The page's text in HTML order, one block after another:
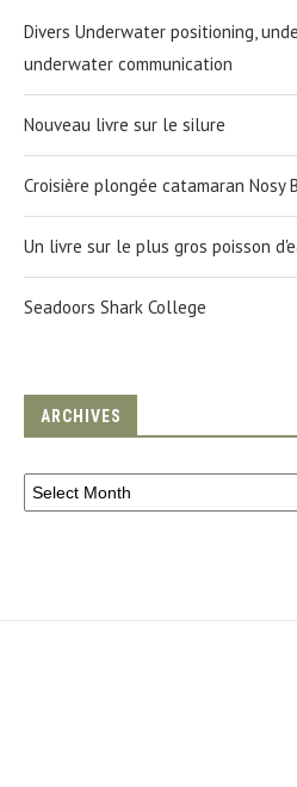
Divers Underwater positioning,
underwater communication
Nouveau livre sur le silure
Croisière plongée catamaran Nosy
Un livre sur le plus gros poisson
Seadoors Shark College
ARCHIVES